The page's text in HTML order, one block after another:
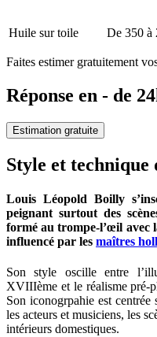
Huile sur toile De 350 à
Faites estimer gratuitement
Réponse en - de
Estimation gratuite
Style et
Louis Léopold Boilly
peignant surtout des
formé au trompe-l’œil avec
influencé par les maîtres
Son style oscille entre
XVIIIème et le réalisme pré-
Son iconogrpahie est centrée
les acteurs et musiciens, les
intérieurs domestiques.